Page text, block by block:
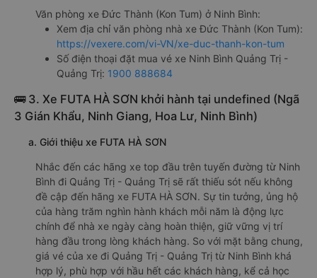
Văn phòng xe Đức Thành (Kon Tum) ở Ninh Bình:
Xem địa chỉ văn phòng nhà xe Đức Thành (Kon Tum):
https://vexere.com/vi-VN/xe-duc-thanh-kon-tum
Số điện thoại đặt mua vé xe Ninh Bình Quảng Trị -
Quảng Trị: 1900 888684
🚌 3. Xe FUTA HÀ SƠN khởi hành tại undefined (Ngã
3 Gián Khẩu, Ninh Giang, Hoa Lư, Ninh Bình)
a. Giới thiệu xe FUTA HÀ SƠN
Nhắc đến các hãng xe top đầu trên tuyến đường từ Ninh
Bình đi Quảng Trị - Quảng Trị sẽ rất thiếu sót nếu không
đề cập đến hãng xe FUTA HÀ SƠN. Sự tin tưởng, ủng hộ
của hàng trăm nghìn hành khách mỗi năm là động lực
chính để nhà xe ngày càng hoàn thiện, giữ vững vị trí
hàng đầu trong lòng khách hàng. So với mặt bằng chung,
giá vé của xe đi Quảng Trị - Quảng Trị từ Ninh Bình khá
hợp lý, phù hợp với hầu hết các khách hàng, kể cả học